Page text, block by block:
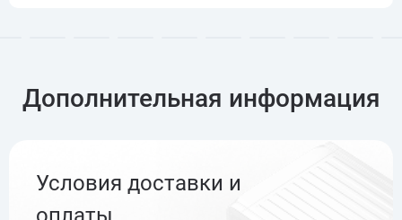
Дополнительная информация
Условия доставки и